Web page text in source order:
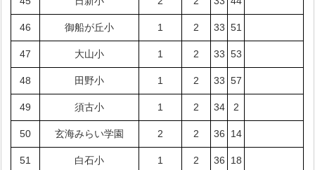
46 御船が丘小 1 2 33 51
47 大山小 1 2 33 53
48 田野小 1 2 33 57
49 須古小 1 2 34 2
50 玄海みらい学園 2 2 36 14
51 白石小 1 2 36 18